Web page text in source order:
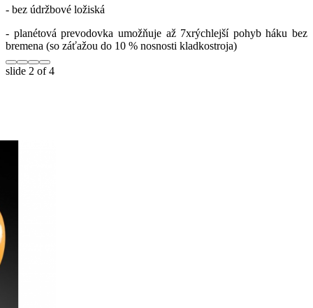
- bez údržbové ložiská
- planétová prevodovka umožňuje až 7xrýchlejší pohyb háku bez
bremena (so záťažou do 10 % nosnosti kladkostroja)
slide 2 of 4